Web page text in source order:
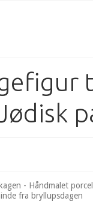
- Håndmalet
fra bryllupsdagen